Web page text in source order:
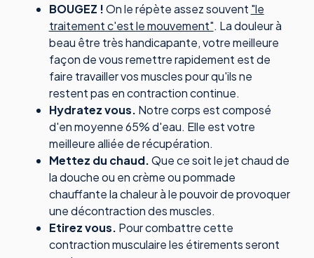
BOUGEZ !On le répète assez souvent "le
traitement c'est le mouvement". La douleur à
beau être très handicapante, votre meilleure
façon de vous remettre rapidement est de
faire travailler vos muscles pour qu'ils ne
restent pas en contraction continue.
Hydratez vous. Notre corps est composé
d'en moyenne 65% d'eau. Elle est votre
meilleure alliée de récupération.
Mettez du chaud.Que ce soit le jet chaud de
la douche ou en crème ou pommade
chauffante la chaleur à le pouvoir de provoquer
une décontraction des muscles.
Etirez vous. Pour combattre cette
contraction musculaire les étirements seront